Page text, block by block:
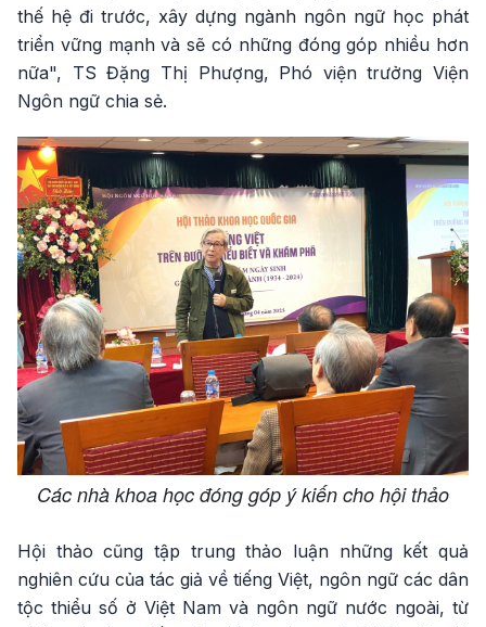
thế hệ đi trước, xây dựng ngành ngôn ngữ học phát
triển vững mạnh và sẽ có những đóng góp nhiều hơn
nữa", TS Đặng Thị Phượng, Phó viện trưởng Viện
Ngôn ngữ chia sẻ.
Các nhà khoa học đóng góp ý kiến cho hội thảo
Hội thảo cũng tập trung thảo luận những kết quả
nghiên cứu của tác giả về tiếng Việt, ngôn ngữ các dân
tộc thiểu số ở Việt Nam và ngôn ngữ nước ngoài, từ